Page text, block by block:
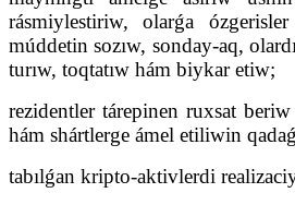
rásmiylestiriw, olarǵa
múddetin sozıw, sonday-aq,
turıw, toqtatıw hám biykar etiw;
rezidentler tárepinen ruxsat
hám shártlerge ámel etiliwin
tabılǵan kripto-aktivlerdi